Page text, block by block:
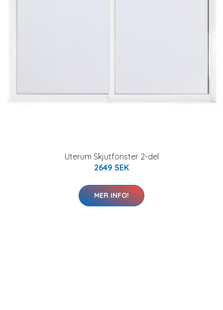
Uterum Skjutfönster 2-del
2649 SEK
MER INFO!